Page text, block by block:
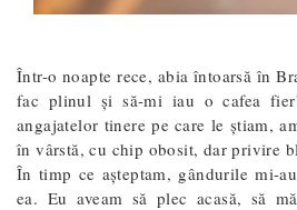
Într-o noapte rece, abia întoarsă în
fac plinul și să-mi iau o cafea
angajatelor tinere pe care le știam,
în vârstă, cu chip obosit, dar privire
În timp ce așteptam, gândurile mi-
ea. Eu aveam să plec acasă, să